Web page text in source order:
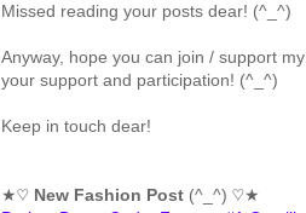
Missed reading your posts dear! (^_^)
Anyway, hope you can join / support
your support and participation! (^_^)
Keep in touch dear!
★♡ New Fashion Post (^_^) ♡★